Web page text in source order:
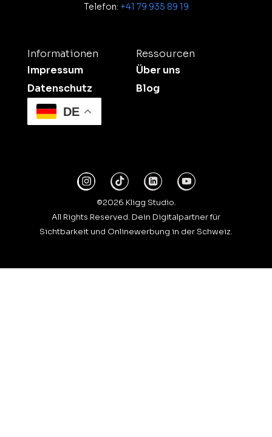
Telefon: +41 79 935 89 19
Informationen
Impressum
Datenschutz
Ressourcen
Über uns
Blog
DE
©2026 Kligg Studio.
All Rights Reserved. Dein Digitalpartner für
Sichtbarkeit und Onlinewerbung in der Schweiz.